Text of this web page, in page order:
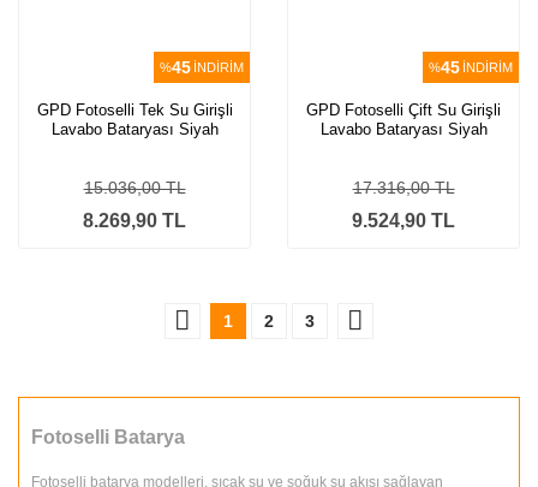
%45 İNDİRİM
GPD Fotoselli Tek Su Girişli
Lavabo Bataryası Siyah
8.269,90 TL
15.036,00 TL
%45 İNDİRİM
GPD Fotoselli Çift Su Girişli
Lavabo Bataryası Siyah
9.524,90 TL
17.316,00 TL
1 2 3
Fotoselli Batarya
Fotoselli batarya modelleri, sıcak su ve soğuk su akışı sağlayan